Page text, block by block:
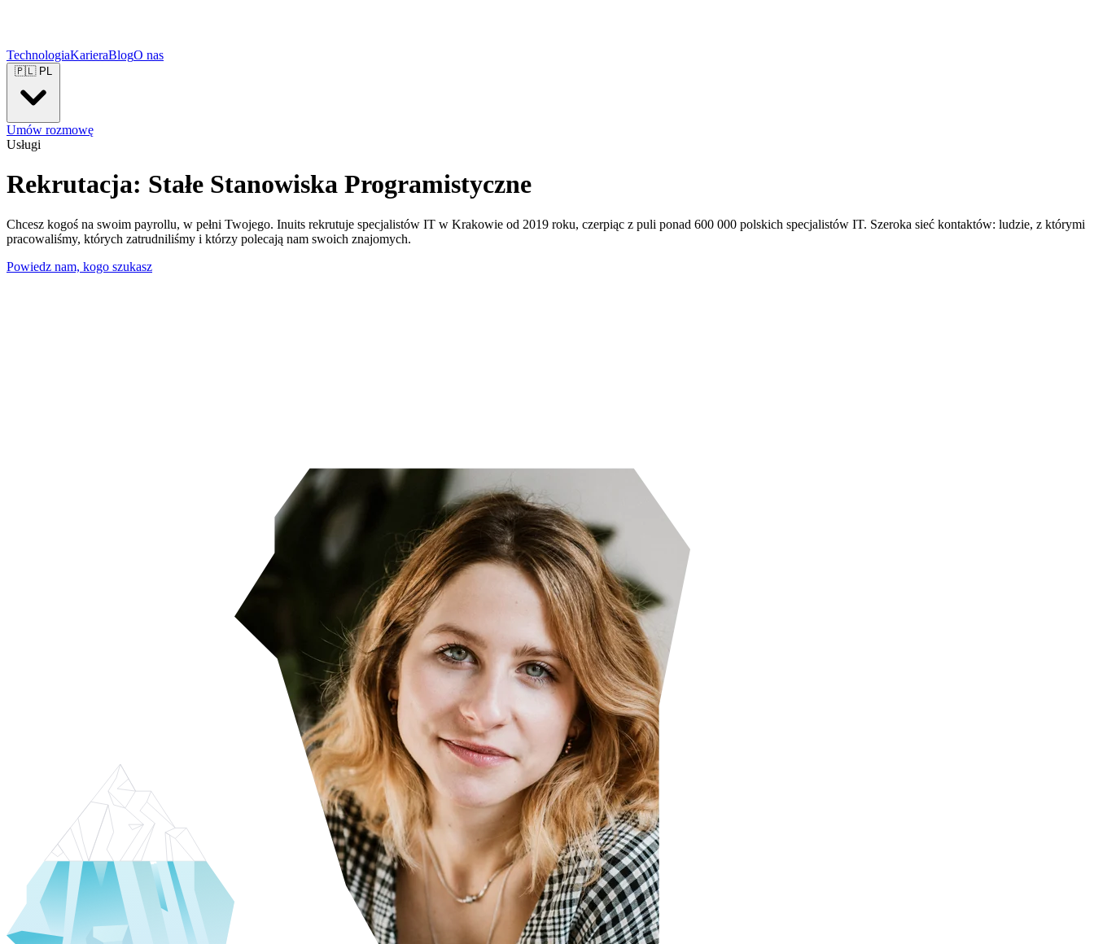
TechnologiaKarieraBlogO nas
🇵🇱
Umów rozmowę
Usługi
Rekrutacja: Stałe Stanowiska Programistyczne
Chcesz kogoś na swoim payrollu, w pełni Twojego. Inuits rekrutuje specjalistów IT w Krakowie od 2019 roku, czerpiąc z puli ponad 600 000 polskich specjalistów IT. Szeroka sieć kontaktów: ludzie, z którymi
pracowaliśmy, których zatrudniliśmy i którzy polecają nam swoich znajomych.
Powiedz nam, kogo szukasz